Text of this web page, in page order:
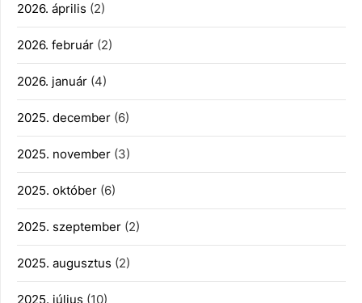
2026. április (2)
2026. február (2)
2026. január (4)
2025. december (6)
2025. november (3)
2025. október (6)
2025. szeptember (2)
2025. augusztus (2)
2025. július (10)